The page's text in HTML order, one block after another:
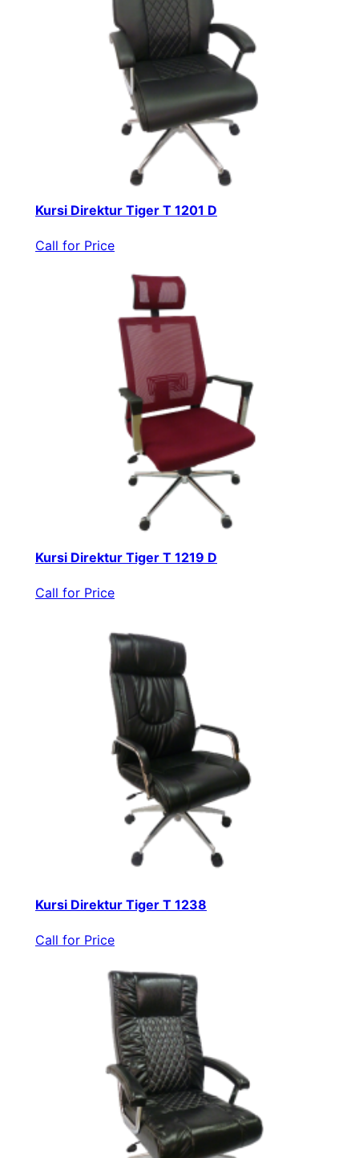
Kursi Direktur Tiger T 1201 D
Call for Price
Kursi Direktur Tiger T 1219 D
Call for Price
Kursi Direktur Tiger T 1238
Call for Price